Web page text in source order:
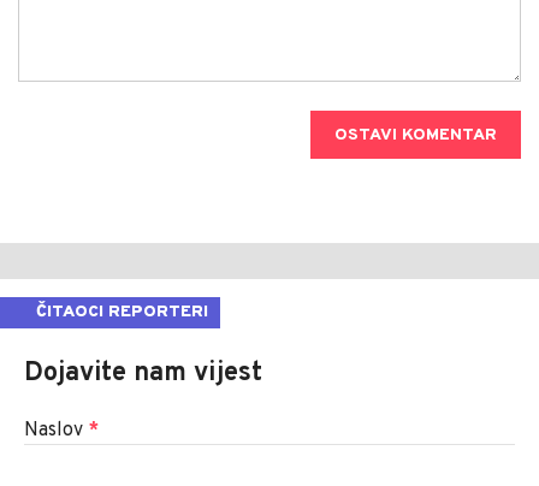
OSTAVI KOMENTAR
ČITAOCI REPORTERI
Dojavite nam vijest
Naslov *